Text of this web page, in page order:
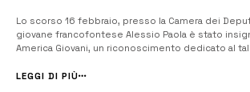
Lo scorso 16 febbraio, presso la Camera dei
giovane francofontese Alessio Paola è stato
America Giovani, un riconoscimento dedicato al
selezionato attraverso un processo di valutazione
LEGGI DI PIÙ